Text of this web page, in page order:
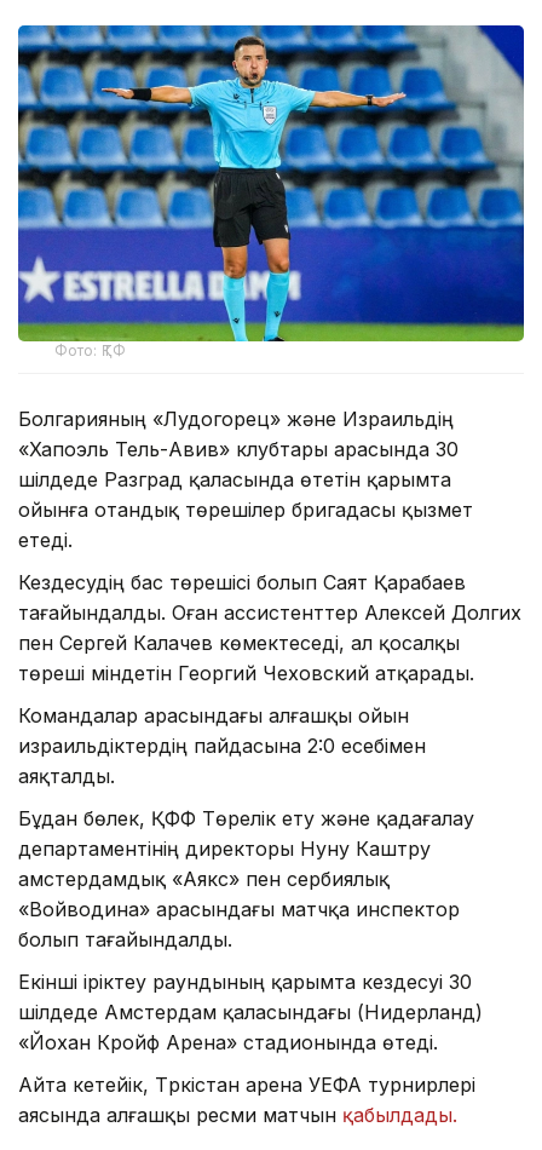
Фото: ҚТФ
Болгарияның «Лудогорец» және Израильдің
«Хапоэль Тель-Авив» клубтары арасында 30
шілдеде Разград қаласында өтетін қарымта
ойынға отандық төрешілер бригадасы қызмет
етеді.
Кездесудің бас төрешісі болып Саят Қарабаев
тағайындалды. Оған ассистенттер Алексей Долгих
пен Сергей Калачев көмектеседі, ал қосалқы
төреші міндетін Георгий Чеховский атқарады.
Командалар арасындағы алғашқы ойын
израильдіктердің пайдасына 2:0 есебімен
аяқталды.
Бұдан бөлек, ҚФФ Төрелік ету және қадағалау
департаментінің директоры Нуну Каштру
амстердамдық «Аякс» пен сербиялық
«Войводина» арасындағы матчқа инспектор
болып тағайындалды.
Екінші іріктеу раундының қарымта кездесуі 30
шілдеде Амстердам қаласындағы (Нидерланд)
«Йохан Кройф Арена» стадионында өтеді.
Айта кетейік, Түркістан арена УЕФА турнирлері
аясында алғашқы ресми матчын қабылдады.